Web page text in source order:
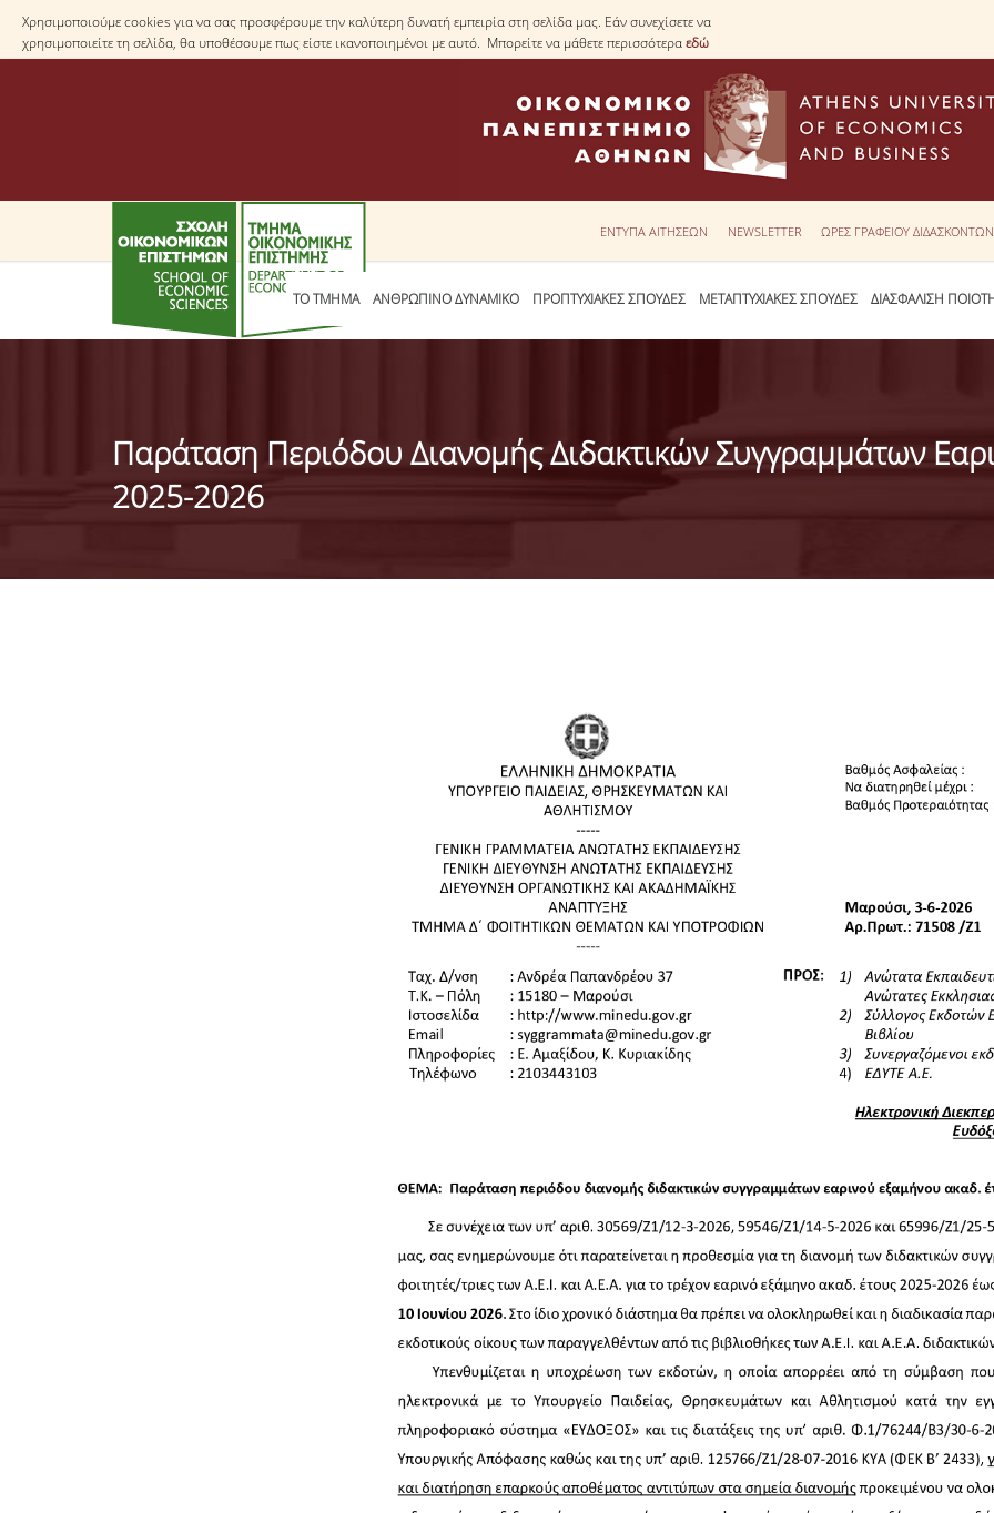
Χρησιμοποιούμε cookies για να σας προσφέρουμε την καλύτερη δυνατή εμπειρία στη σελίδα μας. Εάν συνεχίσετε να
χρησιμοποιείτε τη σελίδα, θα υποθέσουμε πως είστε ικανοποιημένοι με αυτό. Μπορείτε να μάθετε περισσότεραεδώ
ΕΝΤΥΠΑ ΑΙΤΗΣΕΩΝ NEWSLETTER ΩΡΕΣ ΓΡΑΦΕΙΟΥ ΔΙΔΑΣΚΟΝΤΩΝ
ΤΟ TΜΗΜΑ ΑΝΘΡΩΠΙΝΟ ΔΥΝΑΜΙΚΟ ΠΡΟΠΤΥΧΙΑΚΕΣ ΣΠΟΥΔΕΣ ΜΕΤΑΠΤΥΧΙΑΚΕΣ ΣΠΟΥΔΕΣ ΔΙΑΣΦΑΛΙΣΗ
Παράταση Περιόδου Διανομής Διδακτικών Συγγραμμάτων
2025-2026